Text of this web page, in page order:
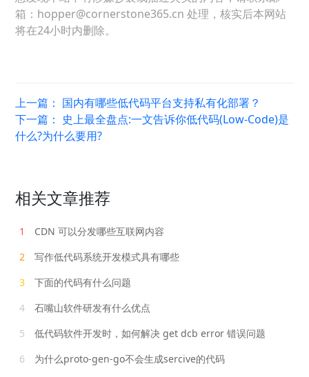
箱：hopper@cornerstone365.cn 处理，核实后本网站
将在24小时内删除。
上一篇： 国内有哪些低代码平台支持私有化部署？
下一篇： 史上最全盘点:一文告诉你低代码(Low-Code)是
什么?为什么要用?
相关文章推荐
1
CDN 可以分发哪些互联网内容
2
写作低代码系统开发模式具有哪些
3
下面的代码有什么问题
4
石嘴山软件研发有什么优点
5
低代码软件开发时，如何解决 get dcb error 错误问题
6
为什么proto-gen-go不会生成sercive的代码